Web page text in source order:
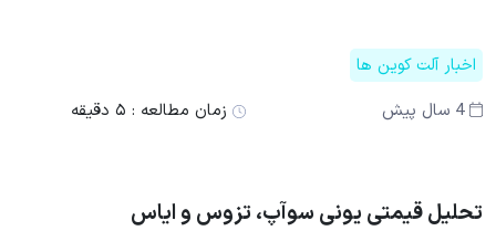
اخبار آلت کوین ها
4 سال پیش
زمان مطالعه : ۵ دقیقه
تحلیل قیمتی یونی سوآپ، تزوس و ایاس